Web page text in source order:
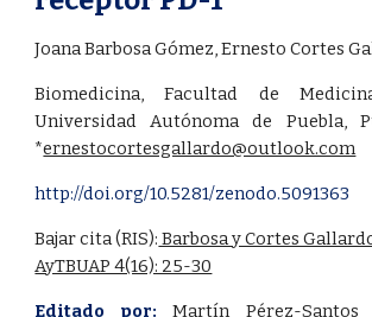
Joana Barbosa Gómez, Ernesto Cortes
Biomedicina, Facultad de
Universidad Autónoma de Puebla,
*ernestocortesgallardo@outlook.com
http://doi.org/10.5281/zenodo.5091363
Bajar cita (RIS): Barbosa y Cortes
AyTBUAP 4(16): 25-30
Editado por:Martín Pérez-